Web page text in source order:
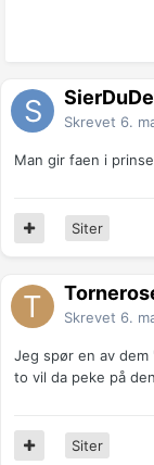
Skrevet 6.
Man gir faen i
Siter
Skrevet 6.
Jeg spør en av
to vil da peke på
Siter